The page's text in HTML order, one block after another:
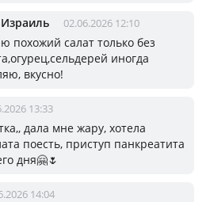
02.06.2026 12:10
похожий салат только без
иногда
вкусно!
13:33
дала мне жару, хотела
поесть, приступ панкреатита
дня🤗🌷
14:04